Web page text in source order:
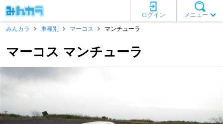
メニュー
ログイン
みんカラ
車種別 マーコス マンチューラ
マーコス マンチューラ